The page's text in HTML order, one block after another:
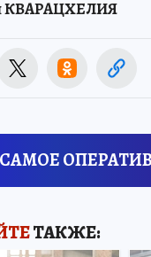
КВАРАЦХЕЛИЯ
САМОЕ
ТАКЖЕ: